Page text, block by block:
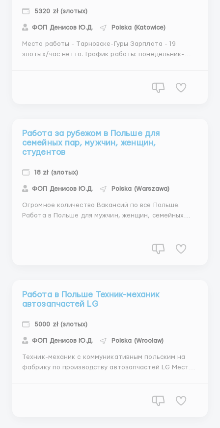
5320 zł (злотых)
ФОП Денисов Ю.Д. Polska (Katowice)
Место работы - Тарновске-Гуры Зарплата - 19
злотых/час нетто. График работы: понедельник-
Работа за рубежом в Польше для
семейных пар, мужчин, женщин,
студентов
18 zł (злотых)
ФОП Денисов Ю.Д. Polska (Warszawa)
Огромное количество Вакансий по все Польше.
Работа в Польше для мужчин, женщин, семейных
Бесплатные вакансии по приглашению, виза, био,
Работа в Польше Техник-механик
автозапчастей LG
5000 zł (злотых)
ФОП Денисов Ю.Д. Polska (Wrocław)
Техник-механик с коммуникативным польским на
фабрику по производству автозапчастей LG Место
до 26 лет - 18,88 злотых/час нетто за PIT-0